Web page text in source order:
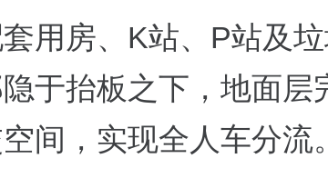
用房、K站、P站及
于抬板之下，地面层
间，实现全人车分流。